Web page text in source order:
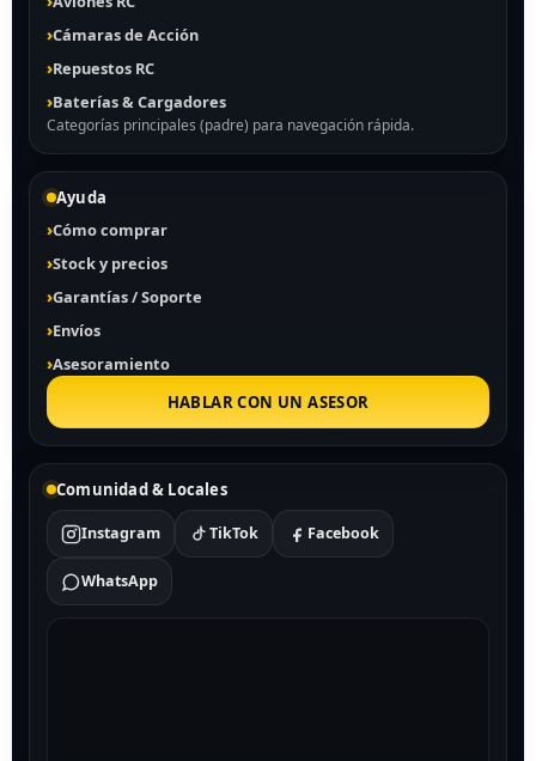
Cámaras de Acción
Repuestos RC
Baterías & Cargadores
Categorías principales (padre) para navegación rápida.
Ayuda
Cómo comprar
Stock y precios
Garantías / Soporte
Envíos
Asesoramiento
HABLAR CON UN ASESOR
Comunidad & Locales
Instagram TikTok Facebook
WhatsApp